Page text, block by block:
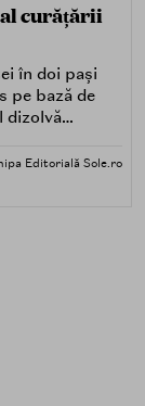
curățării
în doi pași
pe bază de
dizolvă
solubile în
Editorială Sole.ro